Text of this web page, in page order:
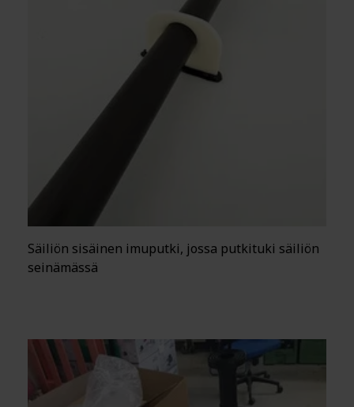
Säiliön sisäinen imuputki, jossa putkituki säiliön
seinämässä